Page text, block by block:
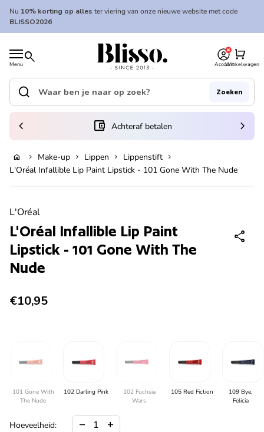
In winkelwagen
Overslaan naar inhoud
Nu 10% korting op alles ter viering van onze nieuwe website met code
BLISSO2026
Menu search
Home
AccountWinkelwagen
shopping_cart
Home
Zoek op"
search Zoeken
(link opent in nieuw tabblad/venster)
account_balance_wallet Achteraf betalen
chevron_left chevron_right
home chevron_right Make-up chevron_right Lippen chevron_right Lippenstift chevron_right
L'Oréal Infallible Lip Paint Lipstick - 101 Gone With The Nude
L'Oréal
L'Oréal Infallible Lip Paint
Lipstick - 101 Gone With The
Nude
share
Normale prijs
€10,95
101 Gone With
The Nude
102 Darling Pink
102 Fuchsia
Wars
105 Red Fiction
109 Bye,
Felicia
Hoeveelheid:
Hoeveelheid verlagen voor
remove
Verhoog de hoeveelheid voor
add